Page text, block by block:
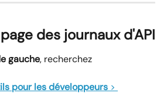
des journaux d'API
gauche, recherchez
pour les développeurs >